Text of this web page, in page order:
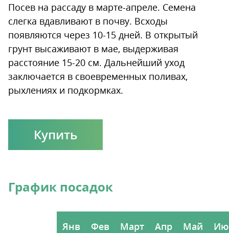
Посев на рассаду в марте-апреле. Семена
слегка вдавливают в почву. Всходы
появляются через 10-15 дней. В открытый
грунт высаживают в мае, выдерживая
расстояние 15-20 см. Дальнейший уход
заключается в своевременных поливах,
рыхлениях и подкормках.
Купить
График посадок
Янв Фев Март Апр Май